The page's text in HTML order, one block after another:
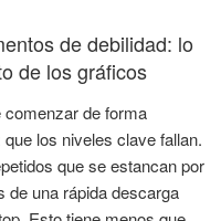
de debilidad: lo
de los gráficos
comenzar de forma
los niveles clave fallan.
que se estancan por
de una rápida descarga